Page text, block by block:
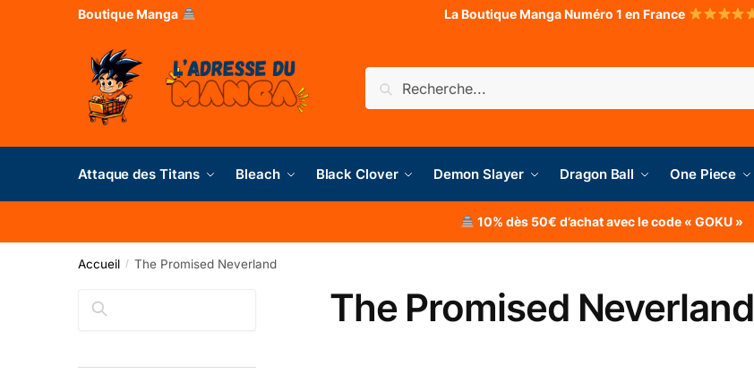
Boutique Manga La Boutique Manga Numéro 1 en France
Attaque des Titans Bleach Black Clover Demon Slayer Dragon Ball One Piece
10% dès 50€ d’achat avec le code « GOKU »
Accueil / The Promised Neverland
The Promised Neverland
Rechercher